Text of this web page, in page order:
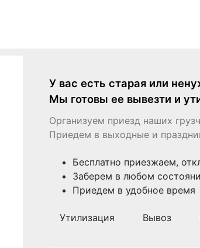
У вас есть старая или
Мы готовы ее вывезти и
Организуем приезд наших
Приедем в выходные и
Бесплатно приезжаем,
Заберем в любом
Приедем в удобное время
Утилизация Вывоз